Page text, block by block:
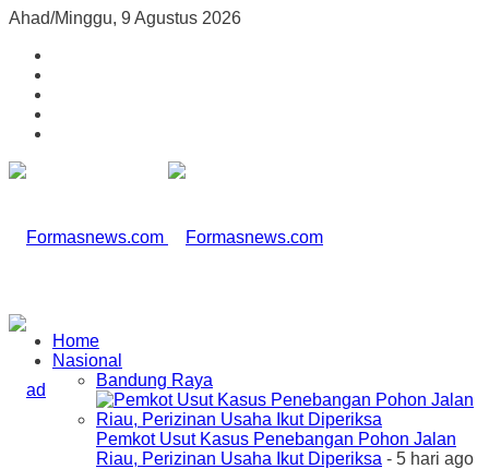
Ahad/Minggu, 9 Agustus 2026
Home
Nasional
Bandung Raya
Pemkot Usut Kasus Penebangan Pohon Jalan
Riau, Perizinan Usaha Ikut Diperiksa - 5 hari ago